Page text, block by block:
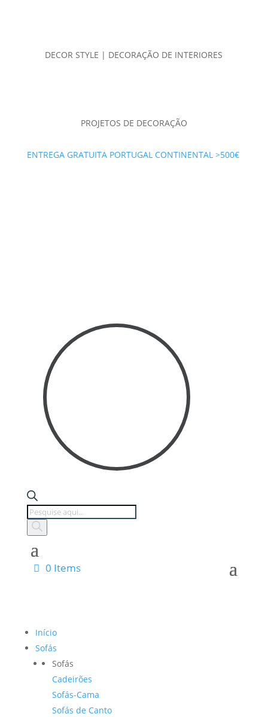
DECOR STYLE | DECORAÇÃO DE INTERIORES
PROJETOS DE DECORAÇÃO
ENTREGA GRATUITA PORTUGAL CONTINENTAL >500€
Products
search
0 Items
Início
Sofás
Sofás
Cadeirões
Sofás-Cama
Sofás de Canto